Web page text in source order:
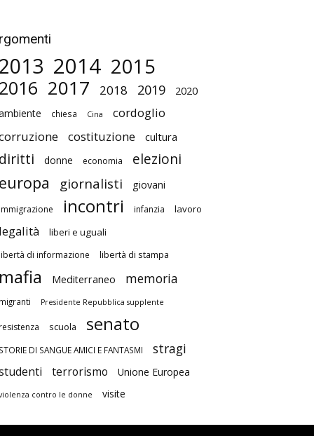
2014 2015
2017 2018 2019 2020
chiesa Cina
cordoglio
costituzione cultura
donne economia elezioni
giornalisti giovani
incontri infanzia lavoro
liberi e uguali
di informazione libertà di stampa
Mediterraneo memoria
Presidente Repubblica supplente
scuola senato
DI SANGUE AMICI E FANTASMI stragi
terrorismo Unione Europea
contro le donne visite